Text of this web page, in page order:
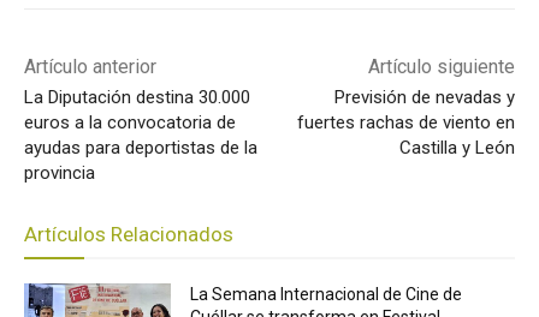
Artículo anterior
La Diputación destina 30.000
euros a la convocatoria de
ayudas para deportistas de la
provincia
Artículo siguiente
Previsión de nevadas y
fuertes rachas de viento en
Castilla y León
Artículos Relacionados
La Semana Internacional de Cine de